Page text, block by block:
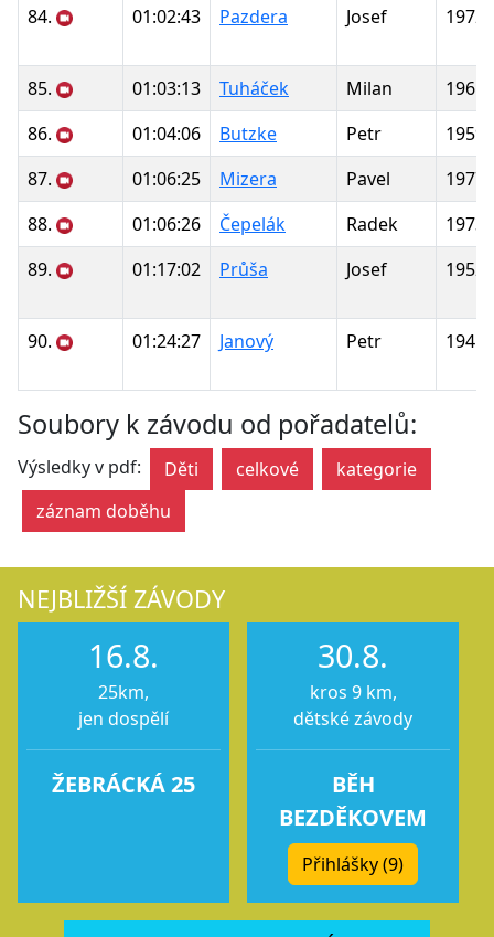
84. 01:02:43 Pazdera Josef 1972
85. 01:03:13 Tuháček Milan
1965
86.
01:04:06 Butzke Petr
1959
87.
01:06:25 Mizera Pavel
1977
88.
01:06:26 Čepelák Radek
1973
89.
01:17:02 Průša Josef 1952
90. 01:24:27 Janový Petr 1945
Soubory k závodu od pořadatelů:
Výsledky v pdf: Děti celkové
kategorie
záznam doběhu
NEJBLIŽŠÍ ZÁVODY
16.8.
25km,
jen dospělí
ŽEBRÁCKÁ 25
30.8.
kros 9 km,
dětské závody
BĚH
BEZDĚKOVEM
Přihlášky (9)